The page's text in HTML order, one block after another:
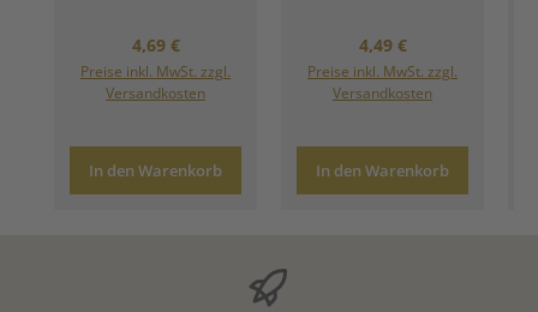
Regulärer Preis:
4,69 €
Preise inkl. MwSt. zzgl.
Versandkosten
In den Warenkorb
Regulärer Preis:
4,49 €
Preise inkl. MwSt. zzgl.
Versandkosten
In den Warenkorb